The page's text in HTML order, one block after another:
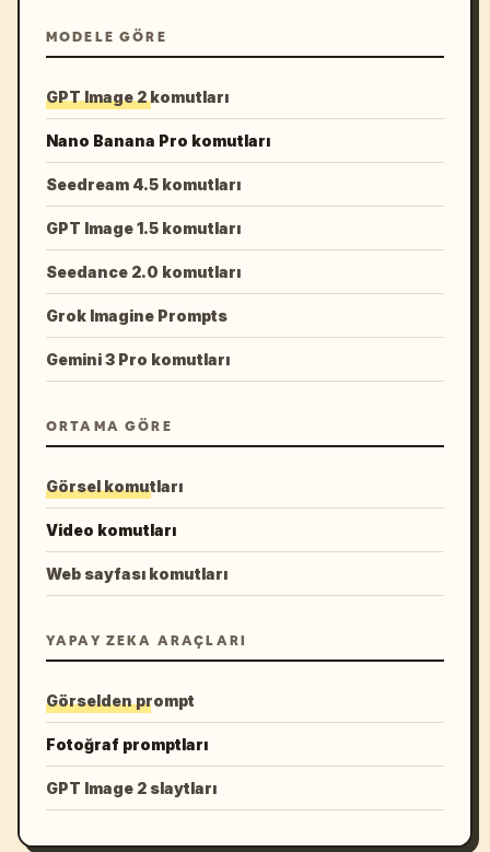
MODELE GÖRE
GPT Image 2 komutları
Nano Banana Pro komutları
Seedream 4.5 komutları
GPT Image 1.5 komutları
Seedance 2.0 komutları
Grok Imagine Prompts
Gemini 3 Pro komutları
ORTAMA GÖRE
Görsel komutları
Video komutları
Web sayfası komutları
YAPAY ZEKA ARAÇLARI
Görselden prompt
Fotoğraf promptları
GPT Image 2 slaytları